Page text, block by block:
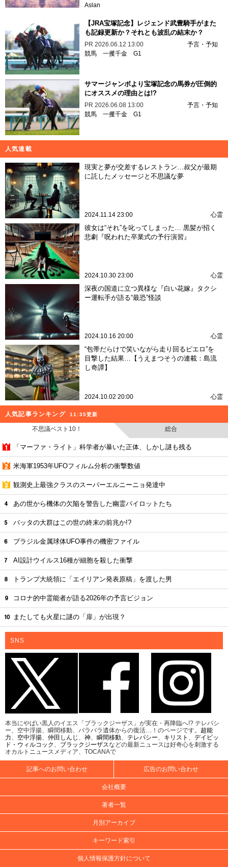
Aslan
【JRA宝塚記念】レジェンド武豊騎手がまた
も記録更新か？それとも波乱の結末か？
PR 2026.06.12 13:00
予言・予知
競馬 一攫千金 G1
サマージャンボより宝塚記念の馬券が圧倒的
にオススメの理由とは!?
PR 2026.06.08 13:00
予言・予知
競馬 一攫千金 G1
人気連載
現実と夢が交差するレストラン…叔父が最期
に託したメッセージと不思議な夢
2024.11.14 23:00 心霊
彼女は“それ”を叱ってしまった… 黒髪が招く
悲劇『呪われた卒業式の予行演習』
2024.10.30 23:00 心霊
深夜の国道に立つ異様な『白い花嫁』タクシ
ー運転手が語る“最恐”怪談
2024.10.16 20:00 心霊
“包帯だらけで笑いながら走り回るピエロ”を
目撃した結果…【うえまつそうの連載：島流
し奇譚】
2024.10.02 20:00 心霊
人気記事ランキング 11:35更新
不思議ベスト10！ 総合
「マーファ・ライト」科学者が暴いた正体、しかし謎も残る
米海軍1953年UFOフィルム分析の衝撃数値
観測史上最強クラスのスーパーエルニーニョ発達中
あの世から機体の欠陥を警告した幽霊パイロットたち
バッタの大群はこの世の終末の前兆か!?
ブラジル金属球体UFO事件の機密ファイル
AI設計ウイルス16種が細胞を殺した衝撃
トランプ大統領に「エイリアン発表原稿」を渡した男
コロナ的中霊能者が語る2026年の予言ビジョン
またしても火星に謎の「扉」が出現？
SNS
本当にやばい黒人のイエス「ブラックジーザス」が実在・再降臨へ!? テレパシ
ー、空中浮揚、瞬間移動、バラバラ遺体からの復活…！のページです。 超能
力、 空中浮揚、 仲田しんじ 、 神、 瞬間移動、 テレパシー、 キリスト 、 デイビッ
ド・ウィルコック 、 ブラックジーザスなどの最新ニュースは好奇心を刺激する
オカルトニュースメディア、TOCANAで
記事へのお問い合わせ 広告のお問い合わせ
会社概要
著者一覧
月別アーカイブ
キーワード索引
個人情報保護方針について